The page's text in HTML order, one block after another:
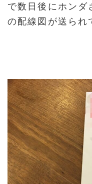
で数日後にホン
の配線図が送られ